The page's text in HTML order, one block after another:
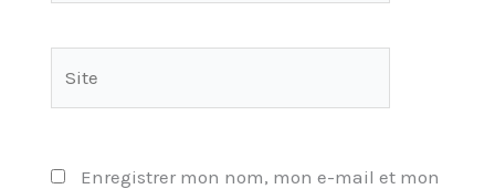
Enregistrer mon nom, mon e-mail et mon